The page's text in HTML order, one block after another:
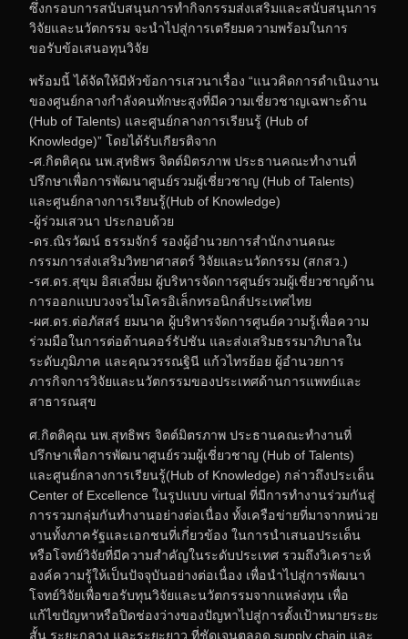
ซึ่งกรอบการสนับสนุนการทำกิจกรรมส่งเสริมและสนับสนุนการ
วิจัยและนวัตกรรม จะนำไปสู่การเตรียมความพร้อมในการ
ขอรับข้อเสนอทุนวิจัย
พร้อมนี้ ได้จัดให้มีหัวข้อการเสวนาเรื่อง “แนวคิดการดำเนินงาน
ของศูนย์กลางกำลังคนทักษะสูงที่มีความเชี่ยวชาญเฉพาะด้าน
(Hub of Talents) และศูนย์กลางการเรียนรู้ (Hub of
Knowledge)” โดยได้รับเกียรติจาก
-ศ.กิตติคุณ นพ.สุทธิพร จิตต์มิตรภาพ ประธานคณะทำงานที่
ปรึกษาเพื่อการพัฒนาศูนย์รวมผู้เชี่ยวชาญ (Hub of Talents)
และศูนย์กลางการเรียนรู้(Hub of Knowledge)
-ผู้ร่วมเสวนา ประกอบด้วย
-ดร.ณิรวัฒน์ ธรรมจักร์ รองผู้อำนวยการสำนักงานคณะ
กรรมการส่งเสริมวิทยาศาสตร์ วิจัยและนวัตกรรม (สกสว.)
-รศ.ดร.สุขุม อิสเสงี่ยม ผู้บริหารจัดการศูนย์รวมผู้เชี่ยวชาญด้าน
การออกแบบวงจรไมโครอิเล็กทรอนิกส์ประเทศไทย
-ผศ.ดร.ต่อภัสสร์ ยมนาค ผู้บริหารจัดการศูนย์ความรู้เพื่อความ
ร่วมมือในการต่อต้านคอร์รัปชัน และส่งเสริมธรรมาภิบาลใน
ระดับภูมิภาค และคุณวรรณฐินี แก้วไทรย้อย ผู้อำนวยการ
ภารกิจการวิจัยและนวัตกรรมของประเทศด้านการแพทย์และ
สาธารณสุข
ศ.กิตติคุณ นพ.สุทธิพร จิตต์มิตรภาพ ประธานคณะทำงานที่
ปรึกษาเพื่อการพัฒนาศูนย์รวมผู้เชี่ยวชาญ (Hub of Talents)
และศูนย์กลางการเรียนรู้(Hub of Knowledge) กล่าวถึงประเด็น
Center of Excellence ในรูปแบบ virtual ที่มีการทำงานร่วมกันสู่
การรวมกลุ่มกันทำงานอย่างต่อเนื่อง ทั้งเครือข่ายที่มาจากหน่วย
งานทั้งภาครัฐและเอกชนที่เกี่ยวข้อง ในการนำเสนอประเด็น
หรือโจทย์วิจัยที่มีความสำคัญในระดับประเทศ รวมถึงวิเคราะห์
องค์ความรู้ให้เป็นปัจจุบันอย่างต่อเนื่อง เพื่อนำไปสู่การพัฒนา
โจทย์วิจัยเพื่อขอรับทุนวิจัยและนวัตกรรมจากแหล่งทุน เพื่อ
แก้ไขปัญหาหรือปิดช่องว่างของปัญหาไปสู่การตั้งเป้าหมายระยะ
สั้น ระยะกลาง และระยะยาว ที่ชัดเจนตลอด supply chain และ